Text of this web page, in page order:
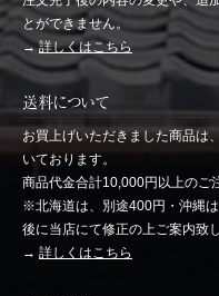
とができません。
→詳しくはこちら
送料について
お買上げいただきました商品は
いております。
商品代金合計10,000円以上のご
※北海道は、別途400円・沖縄
後に当店にて修正の上ご案内致し
→ 詳しくはこちら